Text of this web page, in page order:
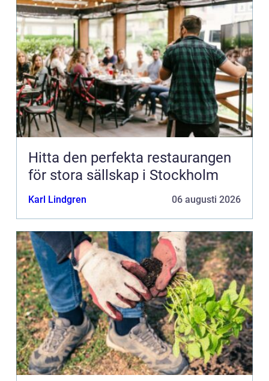
Hitta den perfekta restaurangen
för stora sällskap i Stockholm
Karl Lindgren 06 augusti 2026